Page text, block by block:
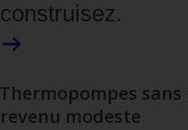
construisez.
Thermopompes
revenu modeste